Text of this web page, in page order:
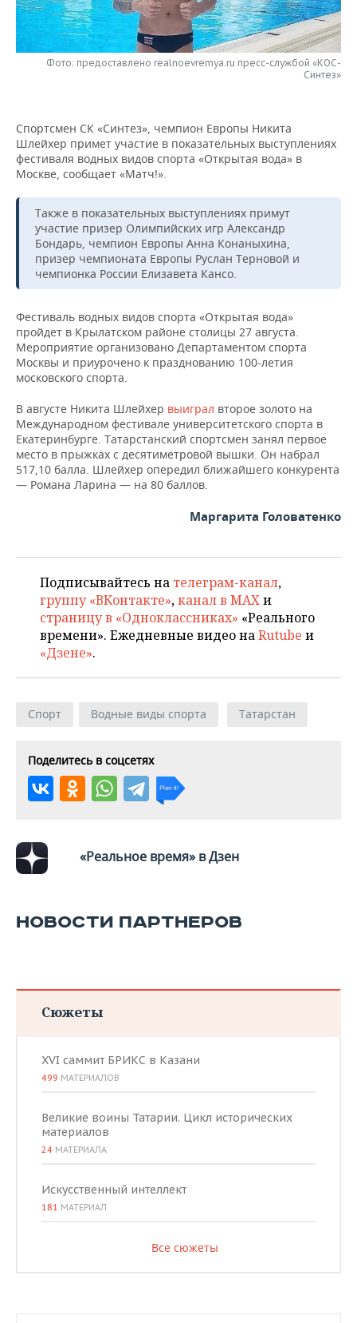
НЕФТЕХИМИЯ
НЕФТЬ
РОЗНИЧНАЯ ТОРГОВЛЯ
ТРАНСПОРТ
НОВОСТИ ТЕХНОЛОГИЙ
ТЕЛЕКОММУНИКАЦИИ
МЕРОПРИЯТИЯ
НОВОСТИ МЕРОПРИЯТИЙ
БИЗНЕС-БРАНЧИ
ONLINE-КОНФЕРЕНЦИИ
ОТКРЫТАЯ ЛЕКЦИЯ
СПОРТ
ФУТБОЛ
ХОККЕЙ
БАСКЕТБОЛ
ВОЛЕЙБОЛ
КИБЕРСПОРТ
ФИГУРНОЕ КАТАНИЕ
ВОДНЫЕ ВИДЫ СПОРТА
НОВОСТИ ОБЩЕСТВА
ВЛАСТЬ
ИНФРАСТРУКТУРА
ИСТОРИЯ
КУЛЬТУРА
МЕДИЦИНА
ОБРАЗОВАНИЕ
ФОТОГАЛЕРЕЯ
СЮЖЕТЫ
СПРАВОЧНИК
СПИСОК ПЕРСОН
СПИСОК КОМПАНИЙ
ПОЛНАЯ ВЕРСИЯ
Фото: предоставлено realnoevremya.ru пресс-службой «КОС-
Синтез»
Спортсмен СК «Синтез», чемпион Европы Никита
Шлейхер примет участие в показательных выступлениях
фестиваля водных видов спорта «Открытая вода» в
Москве, сообщает «Матч!».
Также в показательных выступлениях примут
участие призер Олимпийских игр Александр
Бондарь, чемпион Европы Анна Конаныхина,
призер чемпионата Европы Руслан Терновой и
чемпионка России Елизавета Кансо.
Фестиваль водных видов спорта «Открытая вода»
пройдет в Крылатском районе столицы 27 августа.
Мероприятие организовано Департаментом спорта
Москвы и приурочено к празднованию 100-летия
московского спорта.
В августе Никита Шлейхер выиграл второе золото на
Международном фестивале университетского спорта в
Екатеринбурге. Татарстанский спортсмен занял первое
место в прыжках с десятиметровой вышки. Он набрал
517,10 балла. Шлейхер опередил ближайшего конкурента
— Романа Ларина — на 80 баллов.
Маргарита Головатенко
Подписывайтесь на телеграм-канал,
группу «ВКонтакте»,канал в MAXи
страницу в «Одноклассниках» «Реального
времени». Ежедневные видео наRutube и
«Дзене».
Спорт Водные виды спорта Татарстан
Поделитесь в соцсетях
«Реальное время» в Дзен
НОВОСТИ ПАРТНЕРОВ
Сюжеты
XVI саммит БРИКС в Казани
499 МАТЕРИАЛОВ
Великие воины Татарии. Цикл исторических
материалов
24 МАТЕРИАЛА
Искусственный интеллект
181 МАТЕРИАЛ
Все сюжеты